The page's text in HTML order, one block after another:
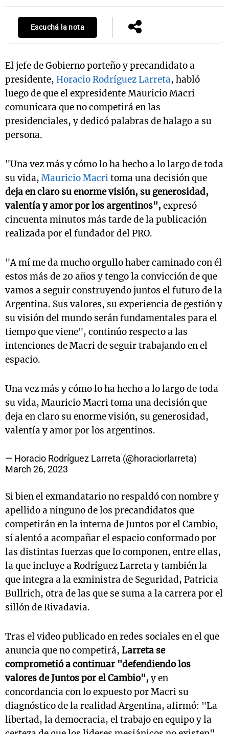
Escuchá la nota
El jefe de Gobierno porteño y precandidato a
presidente, Horacio Rodríguez Larreta, habló
luego de que el expresidente Mauricio Macri
comunicara que no competirá en las
presidenciales, y dedicó palabras de halago a su
persona.
"Una vez más y cómo lo ha hecho a lo largo de toda
su vida, Mauricio Macritoma una decisión que
deja en claro su enorme visión, su generosidad,
valentía y amor por los argentinos", expresó
cincuenta minutos más tarde de la publicación
realizada por el fundador del PRO.
"A mí me da mucho orgullo haber caminado con él
estos más de 20 años y tengo la convicción de que
vamos a seguir construyendo juntos el futuro de la
Argentina. Sus valores, su experiencia de gestión y
su visión del mundo serán fundamentales para el
tiempo que viene", continúo respecto a las
intenciones de Macri de seguir trabajando en el
espacio.
Una vez más y cómo lo ha hecho a lo largo de toda
su vida, Mauricio Macri toma una decisión que
deja en claro su enorme visión, su generosidad,
valentía y amor por los argentinos.
— Horacio Rodríguez Larreta (@horaciorlarreta)
March 26, 2023
Si bien el exmandatario no respaldó con nombre y
apellido a ninguno de los precandidatos que
competirán en la interna de Juntos por el Cambio,
sí alentó a acompañar el espacio conformado por
las distintas fuerzas que lo componen, entre ellas,
la que incluye a Rodríguez Larreta y también la
que integra a la exministra de Seguridad, Patricia
Bullrich, otra de las que se suma a la carrera por el
sillón de Rivadavia.
Tras el video publicado en redes sociales en el que
anuncia que no competirá, Larreta se
comprometió a continuar "defendiendo los
valores de Juntos por el Cambio", y en
concordancia con lo expuesto por Macri su
diagnóstico de la realidad Argentina, afirmó: "La
libertad, la democracia, el trabajo en equipo y la